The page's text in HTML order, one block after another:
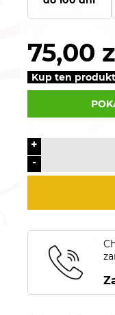
75,00
Kup ten
-
+